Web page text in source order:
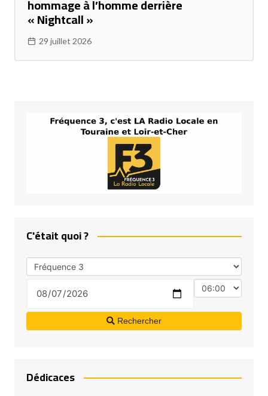
hommage à l’homme derrière
« Nightcall »
29 juillet 2026
C'était quoi ?
Rechercher
Dédicaces